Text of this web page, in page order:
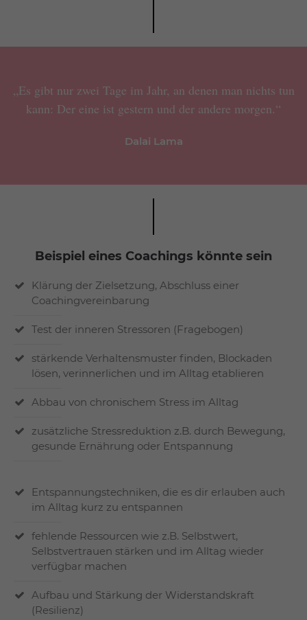
„Es gibt nur zwei Tage im Jahr, an denen man nichts tun
kann: Der eine ist gestern und der andere morgen.“
Dalai Lama
Beispiel eines Coachings könnte sein
Klärung der Zielsetzung, Abschluss einer
Coachingvereinbarung
Test der inneren Stressoren (Fragebogen)
stärkende Verhaltensmuster finden, Blockaden
lösen, verinnerlichen und im Alltag etablieren
Abbau von chronischem Stress im Alltag
zusätzliche Stressreduktion z.B. durch Bewegung,
gesunde Ernährung oder Entspannung
Entspannungstechniken, die es dir erlauben auch
im Alltag kurz zu entspannen
fehlende Ressourcen wie z.B. Selbstwert,
Selbstvertrauen stärken und im Alltag wieder
verfügbar machen
Aufbau und Stärkung der Widerstandskraft
(Resilienz)